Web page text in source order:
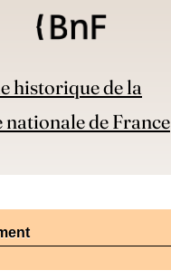
historique de la
de France